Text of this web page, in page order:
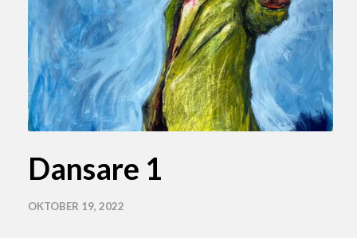
Dansare 1
OKTOBER 19, 2022